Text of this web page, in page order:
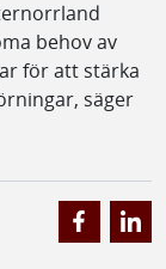
behov av
för att stärka
säger